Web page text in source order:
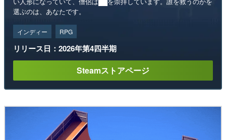
選ぶのは、あなたです。
インディー RPG
リリース日：2026年第4四半期
Steamストアページ